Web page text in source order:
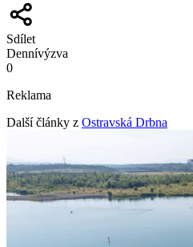
Sdílet
Dennívýzva
0
Reklama
Další články z Ostravská Drbna